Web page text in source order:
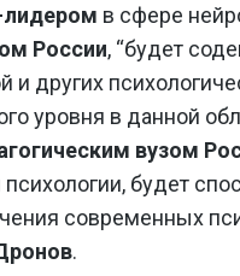
в сфере
России, “будет
и других
уровня в данной
вузом
психологии, будет
современных
.